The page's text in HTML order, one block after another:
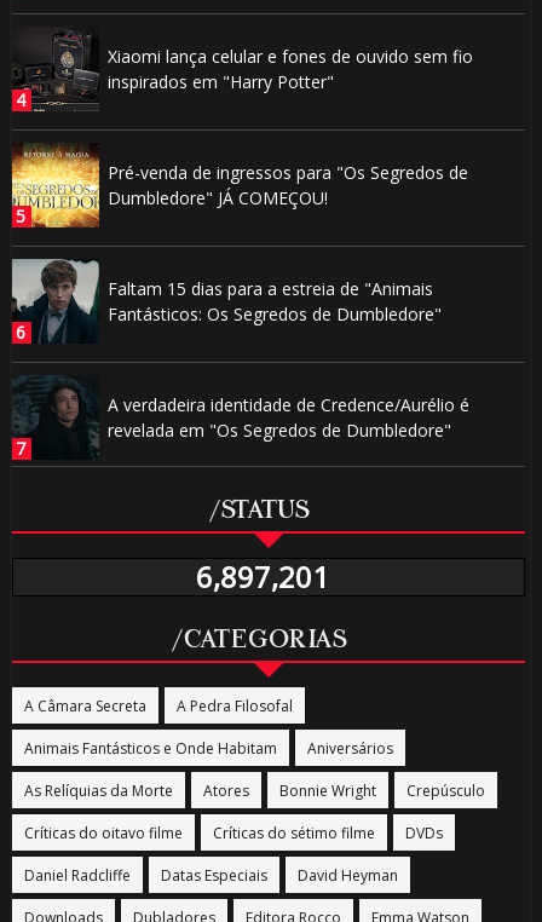
Xiaomi lança celular e fones de ouvido sem fio
inspirados em "Harry Potter"
Pré-venda de ingressos para "Os Segredos de
Dumbledore" JÁ COMEÇOU!
Faltam 15 dias para a estreia de "Animais
Fantásticos: Os Segredos de Dumbledore"
A verdadeira identidade de Credence/Aurélio é
revelada em "Os Segredos de Dumbledore"
/STATUS
6,897,201
/CATEGORIAS
A Câmara Secreta A Pedra Filosofal
Animais Fantásticos e Onde Habitam Aniversários
As Relíquias da Morte Atores Bonnie Wright Crepúsculo
Críticas do oitavo filme Críticas do sétimo filme DVDs
Daniel Radcliffe Datas Especiais David Heyman